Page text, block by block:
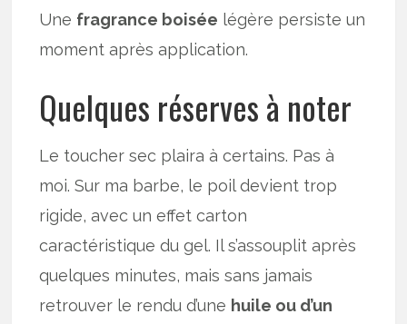
Une fragrance boisée légère persiste un
moment après application.
Quelques réserves à noter
Le toucher sec plaira à certains. Pas à
moi. Sur ma barbe, le poil devient trop
rigide, avec un effet carton
caractéristique du gel. Il s’assouplit après
quelques minutes, mais sans jamais
retrouver le rendu d’une huile ou d’un